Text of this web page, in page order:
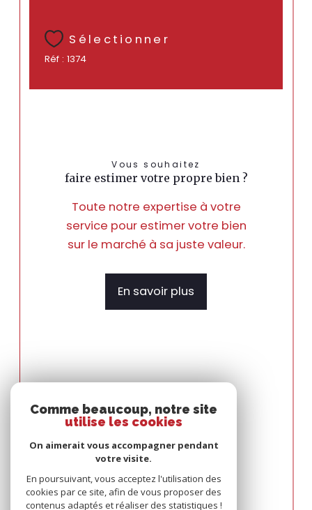
Sélectionner
Réf : 1374
Vous souhaitez
faire estimer votre propre bien ?
Toute notre expertise à votre
service pour estimer votre bien
sur le marché à sa juste valeur.
En savoir plus
PROPRIÉTAIRE
Se connecter
Comme beaucoup, notre site
utilise les cookies
On aimerait vous accompagner pendant
votre visite.
En poursuivant, vous acceptez l'utilisation des
cookies par ce site, afin de vous proposer des
contenus adaptés et réaliser des statistiques !